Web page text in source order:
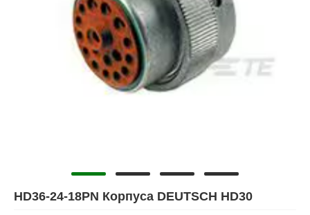
HD36-24-18PN Корпуса DEUTSCH HD30